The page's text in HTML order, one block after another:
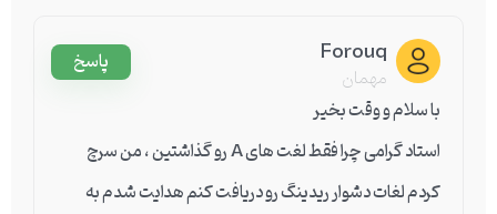
Forouq
مهمان
با سلام و وقت بخیر
استاد گرامی چرا فقط لغت های A رو گذاشتین ، من سرچ
کردم لغات دشوار ریدینگ رو دریافت کنم هدایت شدم به
پاسخ